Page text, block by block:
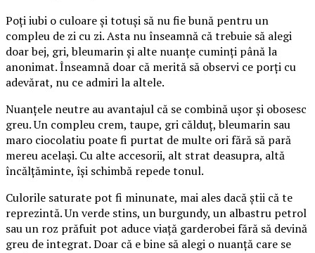
Poți iubi o culoare și totuși să nu fie bună pentru un
compleu de zi cu zi. Asta nu înseamnă că trebuie să alegi
doar bej, gri, bleumarin și alte nuanțe cuminți până la
anonimat. Înseamnă doar că merită să observi ce porți cu
adevărat, nu ce admiri la altele.
Nuanțele neutre au avantajul că se combină ușor și obosesc
greu. Un compleu crem, taupe, gri călduț, bleumarin sau
maro ciocolatiu poate fi purtat de multe ori fără să pară
mereu același. Cu alte accesorii, alt strat deasupra, altă
încălțăminte, își schimbă repede tonul.
Culorile saturate pot fi minunate, mai ales dacă știi că te
reprezintă. Un verde stins, un burgundy, un albastru petrol
sau un roz prăfuit pot aduce viață garderobei fără să devină
greu de integrat. Doar că e bine să alegi o nuanță care se